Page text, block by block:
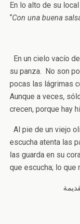
En lo alto de su
“Con una buena
En un cielo vacío
su panza. No son
pocas las lágrimas
Aunque a veces,
crecen, porque hay
Al pie de un viejo
escucha atenta las
las guarda en su
que escucha; lo que